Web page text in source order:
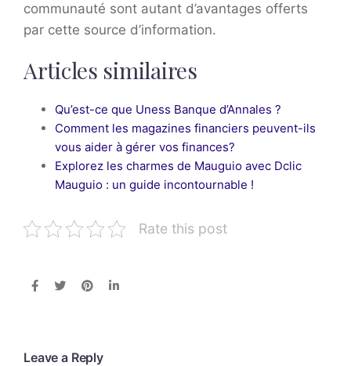
communauté sont autant d’avantages offerts
par cette source d’information.
Articles similaires
Qu’est-ce que Uness Banque d’Annales ?
Comment les magazines financiers peuvent-ils
vous aider à gérer vos finances?
Explorez les charmes de Mauguio avec Dclic
Mauguio : un guide incontournable !
Rate this post
Leave a Reply